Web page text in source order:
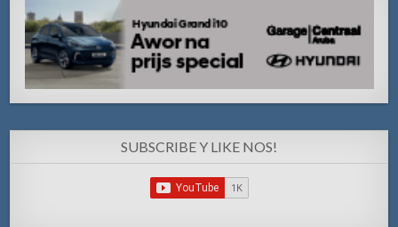
SUBSCRIBE Y LIKE NOS!